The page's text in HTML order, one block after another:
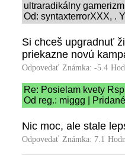
ultraradikálny
Od: syntaxterrorXXX, .
Si chceš upgradnuť
priekazne novú
Odpovedať Známka: -5.4
Re: Posielam kvety
Od reg.: miggg |
Nic moc, ale stale
Odpovedať Známka: 7.1